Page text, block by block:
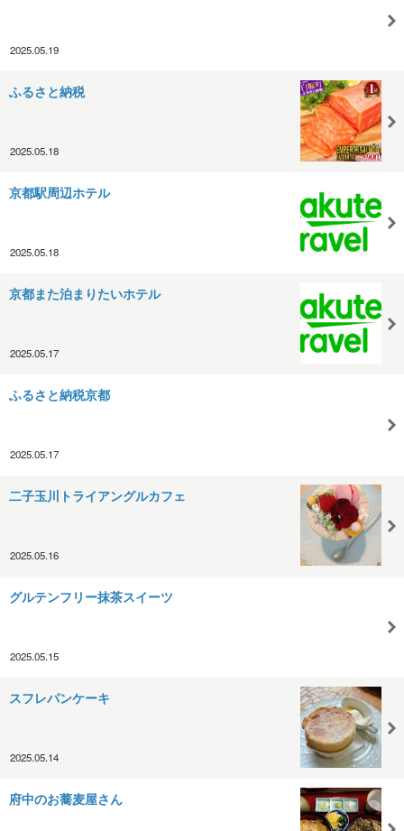
2025.05.19
ふるさと納税
2025.05.18
京都駅周辺ホテル
2025.05.18
京都また泊まりたいホテル
2025.05.17
ふるさと納税京都
2025.05.17
二子玉川トライアングルカフェ
2025.05.16
グルテンフリー抹茶スイーツ
2025.05.15
スフレパンケーキ
2025.05.14
府中のお蕎麦屋さん